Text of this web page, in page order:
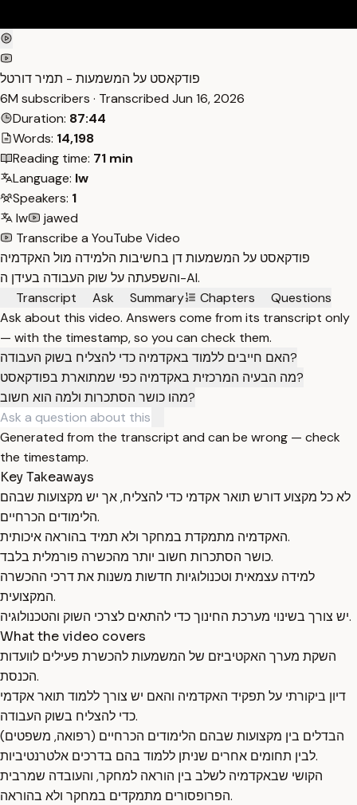
פודקאסט על המשמעות - תמיר דורטל
6M subscribers · Transcribed Jun 16, 2026
Duration: 87:44
Words: 14,198
Reading time: 71 min
Language: Iw
Speakers: 1
Iw
jawed
Transcribe a YouTube Video
פודקאסט על המשמעות דן בחשיבות הלמידה מול האקדמיה
והשפעתה על שוק העבודה בעידן ה-AI.
Transcript
Ask Summary Chapters
Questions
Ask about this video. Answers come from its transcript only
— with the timestamp, so you can check them.
האם חייבים ללמוד באקדמיה כדי להצליח בשוק העבודה?
מה הבעיה המרכזית באקדמיה כפי שמתוארת בפודקאסט?
מהו כושר הסתכרות ולמה הוא חשוב?
Generated from the transcript and can be wrong — check
the timestamp.
Key Takeaways
לא כל מקצוע דורש תואר אקדמי כדי להצליח, אך יש מקצועות שבהם
הלימודים הכרחיים.
האקדמיה מתמקדת במחקר ולא תמיד בהוראה איכותית.
כושר הסתכרות חשוב יותר מהכשרה פורמלית בלבד.
למידה עצמאית וטכנולוגיות חדשות משנות את דרכי ההכשרה
המקצועית.
יש צורך בשינוי מערכת החינוך כדי להתאים לצרכי השוק והטכנולוגיה.
What the video covers
השקת מערך האקטיביזם של המשמעות להכשרת פעילים לוועדות
הכנסת.
דיון ביקורתי על תפקיד האקדמיה והאם יש צורך ללמוד תואר אקדמי
כדי להצליח בשוק העבודה.
הבדלים בין מקצועות שבהם הלימודים הכרחיים (רפואה, משפטים)
לבין תחומים אחרים שניתן ללמוד בהם בדרכים אלטרנטיביות.
הקושי שבאקדמיה לשלב בין הוראה למחקר, והעובדה שמרבית
הפרופסורים מתמקדים במחקר ולא בהוראה.